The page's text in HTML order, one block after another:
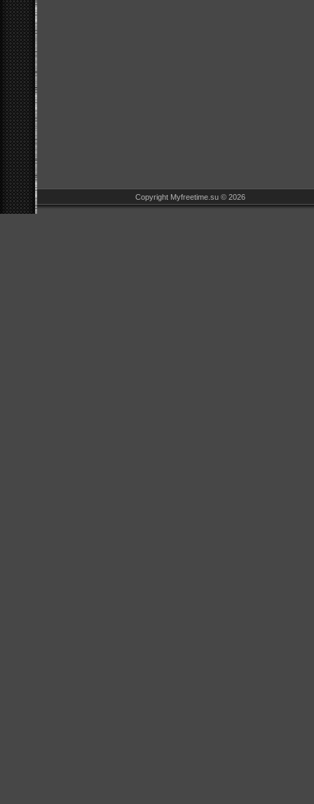
Copyright Myfreetime.su © 2026